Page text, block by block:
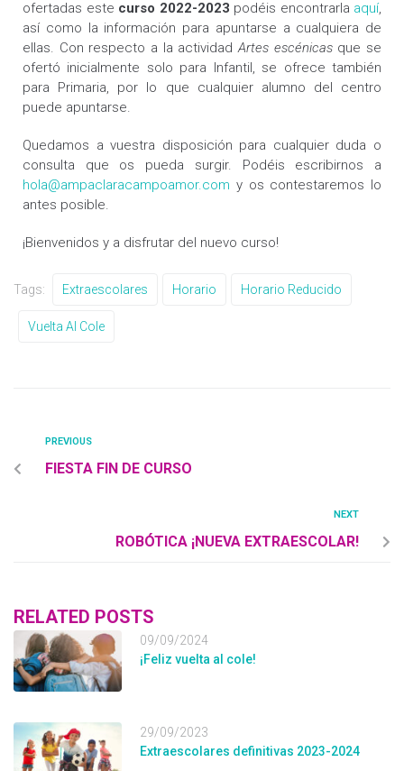
ofertadas este curso 2022-2023 podéis encontrarla aquí,
así como la información para apuntarse a cualquiera de
ellas. Con respecto a la actividadArtes escénicasque se
ofertó inicialmente solo para Infantil, se ofrece también
para Primaria, por lo que cualquier alumno del centro
puede apuntarse.
Quedamos a vuestra disposición para cualquier duda o
consulta que os pueda surgir. Podéis escribirnos a
hola@ampaclaracampoamor.com y os contestaremos lo
antes posible.
¡Bienvenidos y a disfrutar del nuevo curso!
Tags: Extraescolares Horario Horario Reducido
Vuelta Al Cole
PREVIOUS
FIESTA FIN DE CURSO
NEXT
ROBÓTICA ¡NUEVA EXTRAESCOLAR!
RELATED POSTS
09/09/2024
¡Feliz vuelta al cole!
29/09/2023
Extraescolares definitivas 2023-2024